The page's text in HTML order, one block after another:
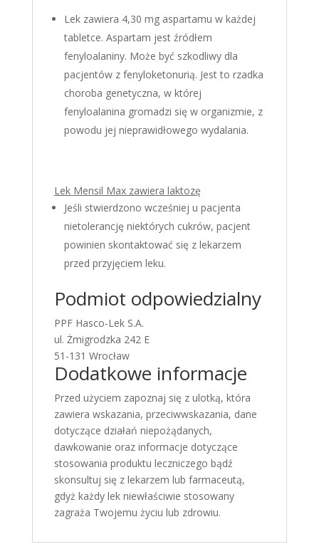
Lek zawiera 4,30 mg aspartamu w każdej
tabletce. Aspartam jest źródłem
fenyloalaniny. Może być szkodliwy dla
pacjentów z fenyloketonurią. Jest to rzadka
choroba genetyczna, w której
fenyloalanina gromadzi się w organizmie, z
powodu jej nieprawidłowego wydalania.
Lek Mensil Max zawiera laktozę
Jeśli stwierdzono wcześniej u pacjenta
nietolerancję niektórych cukrów, pacjent
powinien skontaktować się z lekarzem
przed przyjęciem leku.
Podmiot odpowiedzialny
PPF Hasco-Lek S.A.
ul. Żmigrodzka 242 E
51-131 Wrocław
Dodatkowe informacje
Przed użyciem zapoznaj się z ulotką, która
zawiera wskazania, przeciwwskazania, dane
dotyczące działań niepożądanych,
dawkowanie oraz informacje dotyczące
stosowania produktu leczniczego bądź
skonsultuj się z lekarzem lub farmaceutą,
gdyż każdy lek niewłaściwie stosowany
zagraża Twojemu życiu lub zdrowiu.